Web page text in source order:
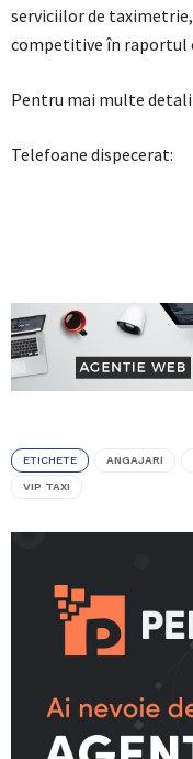
serviciilor de
competitive în raportul
Pentru mai multe
Telefoane dispecerat:
ETICHETE ANGAJARI
VIP TAXI